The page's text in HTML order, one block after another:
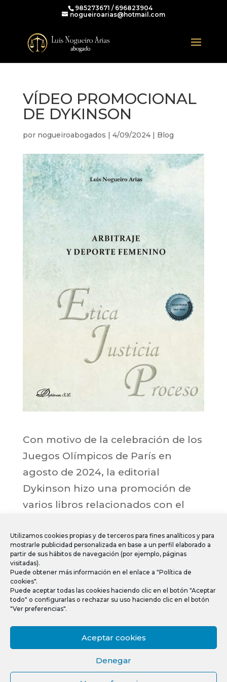
Utilizamos cookies propias y de terceros para fines analíticos y para
mostrarle publicidad personalizada en base a un perfil elaborado a
partir de sus hábitos de navegación (por ejemplo, páginas
visitadas).
Puede obtener más información en el enlace a "Política de
cookies".
Puede aceptar todas las cookies haciendo clic en el botón "Aceptar
todo" o configurarlas o rechazar su uso haciendo clic en el botón
"Ver preferencias".
Aceptar cookies
Denegar
985273671 / 696823904
nogueiroarias@hotmail.com
VÍDEO PROMOCIONAL
DE DYKINSON
por nogueiroabogados | 4/09/2024| Blog
Con motivo de la celebración de los
Juegos Olímpicos de París en
agosto de 2024, la editorial
Dykinson hizo una promoción de
varios libros relacionados con el
mío , «Arbitraje y Deporte
Femenino». Muy agradecido a la
editorial. Acompaño el enlace del
vídeo:
https://www.instagram.com/reel/C-
SpVt7oAi1/
Aviso legal © 2026